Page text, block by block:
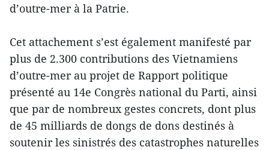
d’outre-mer à la Patrie.
Cet attachement s’est également manifesté par
plus de 2.300 contributions des Vietnamiens
d’outre-mer au projet de Rapport politique
présenté au 14e Congrès national du Parti, ainsi
que par de nombreux gestes concrets, dont plus
de 45 milliards de dongs de dons destinés à
soutenir les sinistrés des catastrophes naturelles